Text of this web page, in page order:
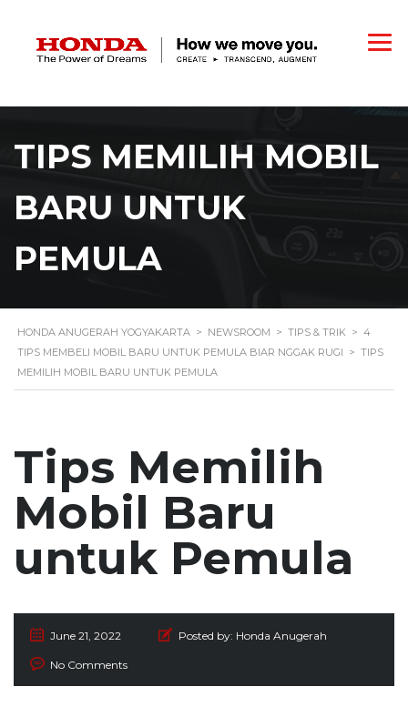
TIPS MEMILIH MOBIL
BARU UNTUK
PEMULA
HONDA ANUGERAH YOGYAKARTA > NEWSROOM > TIPS & TRIK > 4
TIPS MEMBELI MOBIL BARU UNTUK PEMULA BIAR NGGAK RUGI > TIPS
MEMILIH MOBIL BARU UNTUK PEMULA
Tips Memilih
Mobil Baru
untuk Pemula
June 21, 2022 Posted by: Honda Anugerah
No Comments